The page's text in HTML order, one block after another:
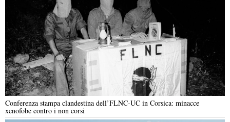
Conferenza stampa clandestina dell’FLNC-UC in Corsica: minacce
xenofobe contro i non corsi